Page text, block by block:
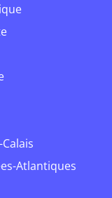
Calais
Atlantiques